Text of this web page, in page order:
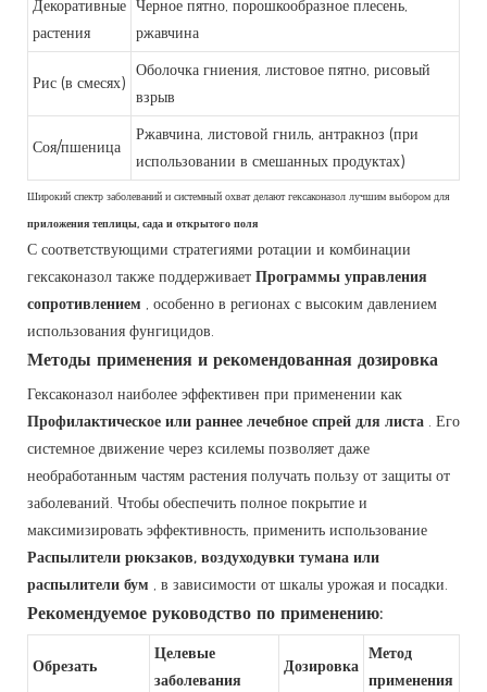
Декоративные
растения
Черное пятно, порошкообразное плесень,
ржавчина
Рис (в смесях)
Оболочка гниения, листовое пятно, рисовый
взрыв
Соя/пшеница
Ржавчина, листовой гниль, антракноз (при
использовании в смешанных продуктах)
Широкий спектр заболеваний и системный охват делают гексаконазол лучшим выбором для
приложения теплицы, сада и открытого поля
С соответствующими стратегиями ротации и комбинации
гексаконазол также поддерживает Программы управления
сопротивлением , особенно в регионах с высоким давлением
использования фунгицидов.
Методы применения и рекомендованная дозировка
Гексаконазол наиболее эффективен при применении как
Профилактическое или раннее лечебное спрей для листа . Его
системное движение через ксилемы позволяет даже
необработанным частям растения получать пользу от защиты от
заболеваний. Чтобы обеспечить полное покрытие и
максимизировать эффективность, применить использование
Распылители рюкзаков, воздуходувки тумана или
распылители бум , в зависимости от шкалы урожая и посадки.
Рекомендуемое руководство по применению:
Обрезать
Целевые
заболевания
Дозировка
Метод
применения